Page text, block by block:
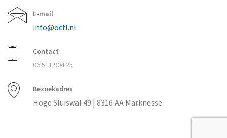
E-mail
info@ocfl.nl
Contact
06 511 904 25
Bezoekadres
Hoge Sluiswal 49 | 8316 AA Marknesse